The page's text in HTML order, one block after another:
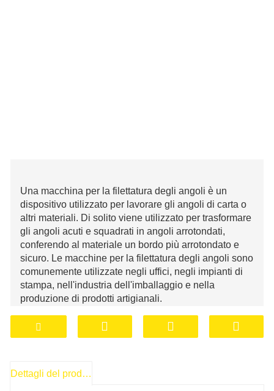
Una macchina per la filettatura degli angoli è un
dispositivo utilizzato per lavorare gli angoli di carta o
altri materiali. Di solito viene utilizzato per trasformare
gli angoli acuti e squadrati in angoli arrotondati,
conferendo al materiale un bordo più arrotondato e
sicuro. Le macchine per la filettatura degli angoli sono
comunemente utilizzate negli uffici, negli impianti di
stampa, nell'industria dell'imballaggio e nella
produzione di prodotti artigianali.
Il principio di funzionamento della filettatrice è quello
di tagliare o comprimere gli angoli del materiale in
scegliere diverse dimensioni di raggi di raccordo in
Dettagli del prodotto